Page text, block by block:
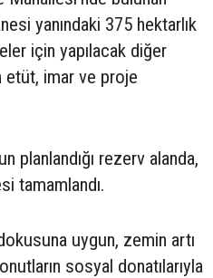
yanındaki 375 hektarlık
için yapılacak diğer
imar ve proje
planlandığı rezerv alanda,
tamamlandı.
uygun, zemin artı
sosyal donatılarıyla